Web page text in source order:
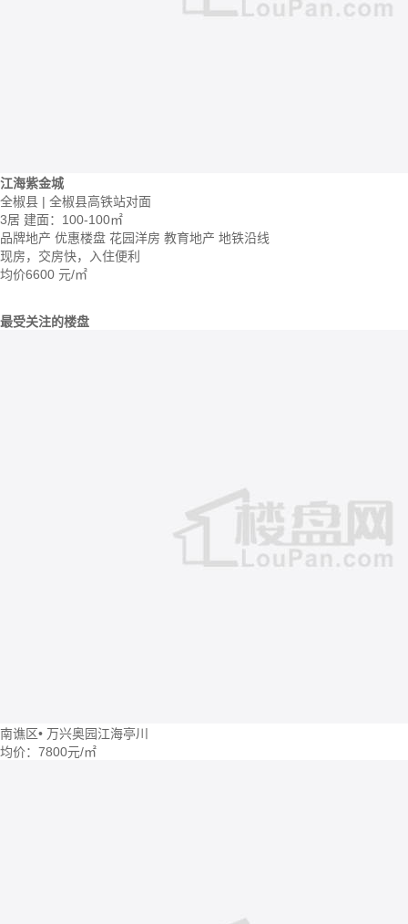
江海紫金城
全椒县 | 全椒县高铁站对面
3居 建面：100-100㎡
品牌地产 优惠楼盘 花园洋房 教育地产 地铁沿线
现房，交房快，入住便利
均价6600 元/㎡
最受关注的楼盘
南谯区• 万兴奥园江海亭川
均价： 7800元/㎡